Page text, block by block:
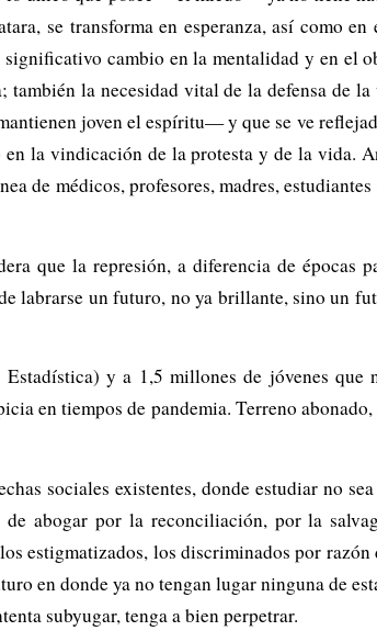
se transforma en esperanza, así como en
cambio en la mentalidad y en el
la necesidad vital de la defensa de
joven el espíritu— y que se ve
la vindicación de la protesta y de la vida.
de médicos, profesores, madres,
que la represión, a diferencia de épocas
labrarse un futuro, no ya brillante, sino un
y a 1,5 millones de jóvenes que
en tiempos de pandemia. Terreno
sociales existentes, donde estudiar no
abogar por la reconciliación, por la
estigmatizados, los discriminados por razón
en donde ya no tengan lugar ninguna de
subyugar, tenga a bien perpetrar.